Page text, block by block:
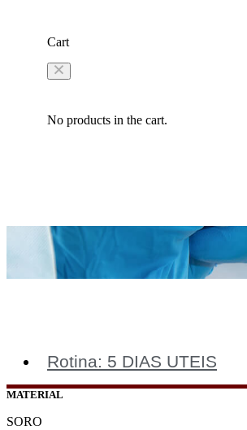
Cart
No products in the cart.
Rotina: 5 DIAS UTEIS
MATERIAL
SORO